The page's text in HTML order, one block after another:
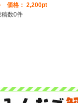
価格： 2,200pt
稿数0件